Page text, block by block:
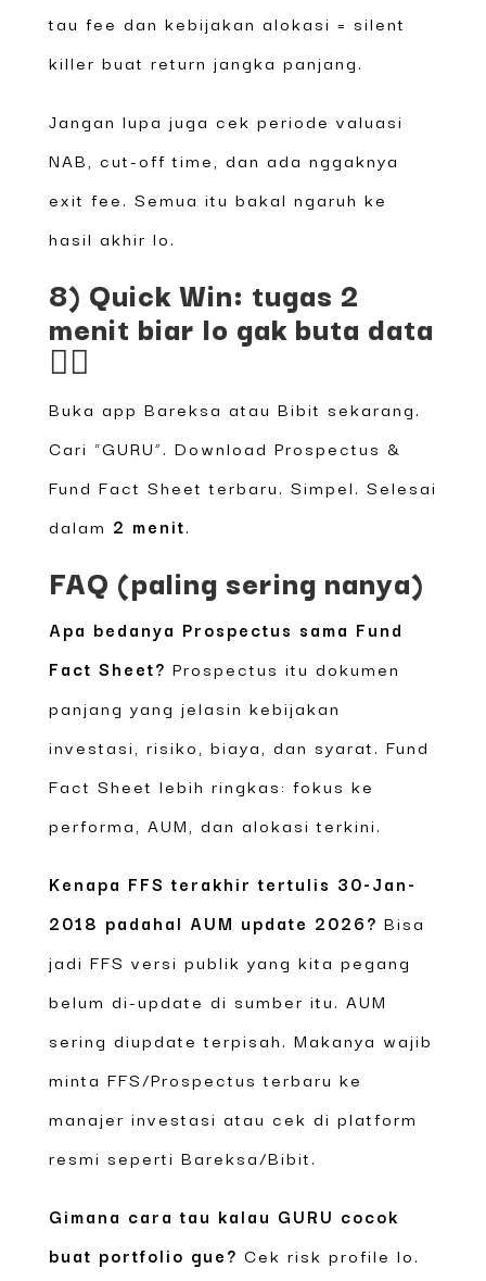
tau fee dan kebijakan alokasi = silent
killer buat return jangka panjang.
Jangan lupa juga cek periode valuasi
NAB, cut-off time, dan ada nggaknya
exit fee. Semua itu bakal ngaruh ke
hasil akhir lo.
8) Quick Win: tugas 2
menit biar lo gak buta data
🕵️‍♂️
Buka app Bareksa atau Bibit sekarang.
Cari “GURU”. Download Prospectus &
Fund Fact Sheet terbaru. Simpel. Selesai
dalam 2 menit.
FAQ (paling sering nanya)
Apa bedanya Prospectus sama Fund
Fact Sheet? Prospectus itu dokumen
panjang yang jelasin kebijakan
investasi, risiko, biaya, dan syarat. Fund
Fact Sheet lebih ringkas: fokus ke
performa, AUM, dan alokasi terkini.
Kenapa FFS terakhir tertulis 30-Jan-
2018 padahal AUM update 2026? Bisa
jadi FFS versi publik yang kita pegang
belum di-update di sumber itu. AUM
sering diupdate terpisah. Makanya wajib
minta FFS/Prospectus terbaru ke
manajer investasi atau cek di platform
resmi seperti Bareksa/Bibit.
Gimana cara tau kalau GURU cocok
buat portfolio gue? Cek risk profile lo.